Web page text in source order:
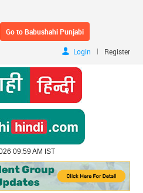
Go to Babushahi Punjabi
Login | Register
09:59 AM IST